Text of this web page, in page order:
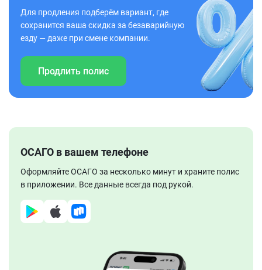
Для продления подберём вариант, где
сохранится ваша скидка за безаварийную
езду — даже при смене компании.
Продлить полис
ОСАГО в вашем телефоне
Оформляйте ОСАГО за несколько минут и храните полис
в приложении. Все данные всегда под рукой.